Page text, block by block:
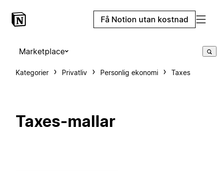
Få Notion utan kostnad
Marketplace
Kategorier Privatliv Personlig ekonomi Taxes
Taxes-mallar